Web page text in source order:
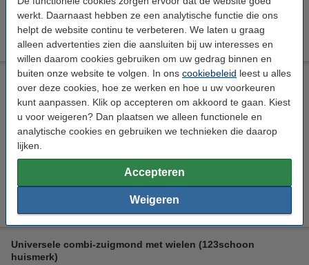
werkt. Daarnaast hebben ze een analytische functie die ons
helpt de website continu te verbeteren. We laten u graag
alleen advertenties zien die aansluiten bij uw interesses en
willen daarom cookies gebruiken om uw gedrag binnen en
buiten onze website te volgen. In ons cookiebeleid leest u alles
over deze cookies, hoe ze werken en hoe u uw voorkeuren
kunt aanpassen. Klik op accepteren om akkoord te gaan. Kiest
u voor weigeren? Dan plaatsen we alleen functionele en
analytische cookies en gebruiken we technieken die daarop
lijken.
Accepteren
Weigeren
HG adviesprijs
€ 5,49 Bestellen
Universeel stofzuiger-opzetstuk 32 mm plumeau (123schoon
huismerk)
123schoon Opzetborstel Plumeauborstel
Bekijk de specificaties en beschrijving
Morgen in huis
Universele combi-zuigmond met wielen (123schoon
huismerk)